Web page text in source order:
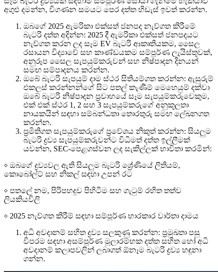
අගුළු දමන්න, විගණන සමයට පෙර දත්ත හිඩැස් ඉවත් කරන්න.
ඔබගේ 2025 ඇමරිකා එක්සත් ජනපද නැව්ගත කිරීමේ
බැටරි දත්ත අදින්න: 2025 දී ඇමරිකා එක්සත් ජනපදයට
නැව්ගත කරන ලද සෑම EV බැටරි ආකෘතියකම, සෛල
රසායන විද්‍යාවේ සහ කාණ්ඩයකම සම්පූර්ණ ලැයිස්තුවක්,
අනුරූප සෛල සැපයුම්කරුවන් සහ නිෂ්පාදන දිනයන්
සමඟ සම්පාදනය කරන්න.
ඔබේ බැටරි සැපයුම් දාම ස්ථර සිතියම්ගත කරන්න: ඇසුරුම්
එකලස් කරන්නන්ගේ සිට පතල් කැණීම් මෙහෙයුම් දක්වා
ඔබේ බැටරි නිෂ්පාදන ප්‍රවාහයේ සෑම සැපයුම්කරුවෙකුම,
එක් එක් ස්ථර 1, 2 සහ 3 සැපයුම්කරුගේ අනුකූලතා
නායකයින් සඳහා සම්බන්ධතා තොරතුරු සමඟ ලේඛනගත
කරන්න.
ප්‍රමිතිගත සැපයුම්කරුගේ ප්‍රවේශය නිකුත් කරන්න: සියලුම
බැටරි ද්‍රව්‍ය සැපයුම්කරුවන්ට විධිමත් දත්ත ඉල්ලීමක්
යවන්න, SEC-පෙළගස්වන ලද සැකිල්ලක් භාවිතා කරමින්:
￮ ඔබගේ ද්‍රව්‍යවල ඇති සියලුම බැටරි ශ්‍රේණියේ ලිතියම්,
කොබෝල්ට් සහ නිකල් සඳහා උපන් රට
￮ පතලේ නම, පිරිපහදුව පිහිටීම සහ ගැටුම් රහිත තත්ව
ලියකියවිලි
￮ 2025 නැව්ගත කිරීම් සඳහා සම්පූර්ණ භාරකාර වාර්තා දාමය
අධි අවදානම් සහිත ද්‍රව්‍ය සලකුණු කරන්න: ප්‍රමුඛතා පසු
විපරම සඳහා අසම්පූර්ණ මූලාරම්භක දත්ත සහිත හෝ අධි
අවදානම් කලාපවලින් ලබාගත් ඕනෑම බැටරි ද්‍රව්‍ය හඳුනා
ගන්න.